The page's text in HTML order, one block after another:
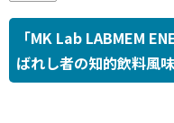
「MK Lab LABMEM
ばれし者の知的飲料風